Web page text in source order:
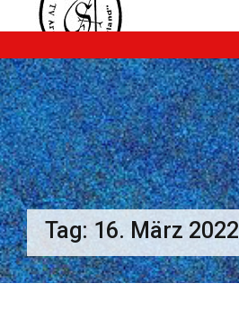
TanzSportAbteilung des
TV Arnsberg
Tag: 16. März 2022